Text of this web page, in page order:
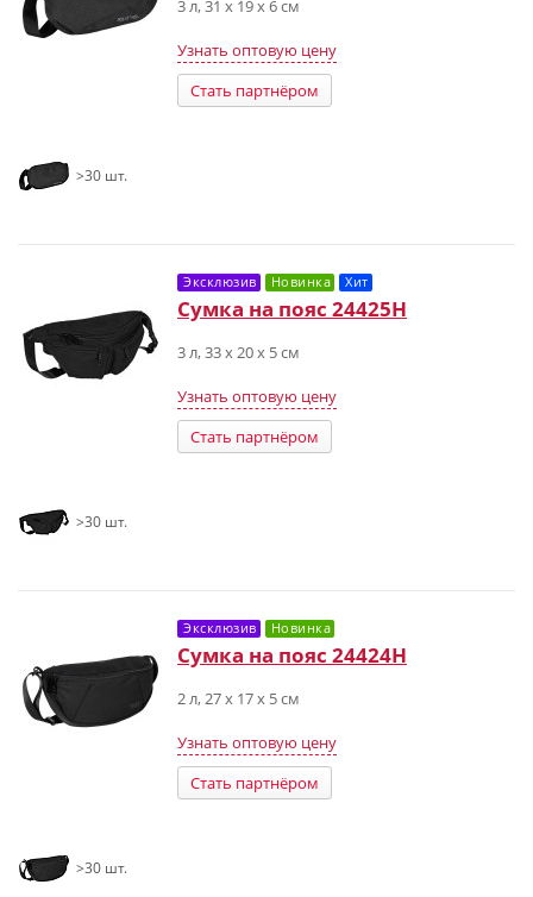
3 л, 31 х 19 х 6 см
Узнать оптовую цену
Стать партнёром
>30 шт.
Эксклюзив Новинка Хит
Сумка на пояс 24425H
3 л, 33 х 20 х 5 см
Узнать оптовую цену
Стать партнёром
>30 шт.
Эксклюзив Новинка
Сумка на пояс 24424H
2 л, 27 х 17 х 5 см
Узнать оптовую цену
Стать партнёром
>30 шт.